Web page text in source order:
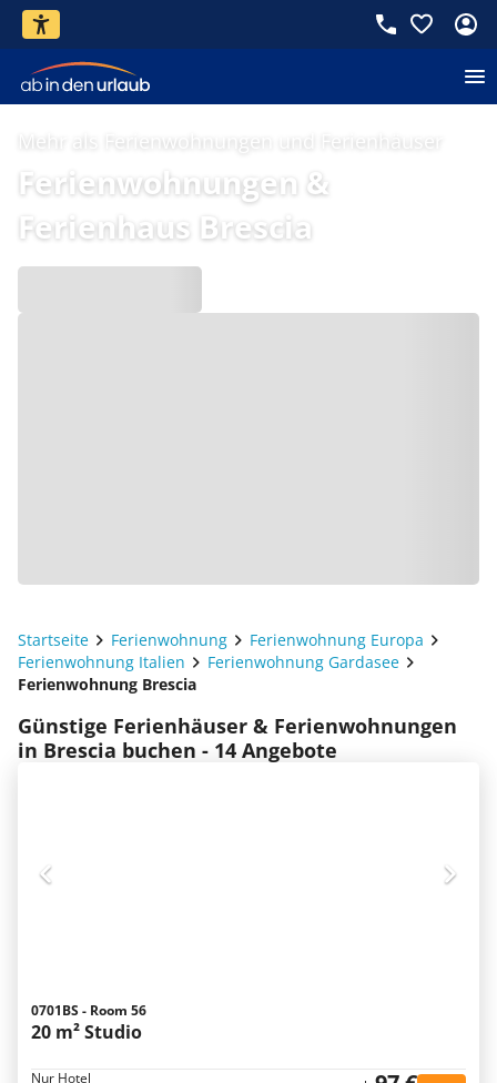
Mehr als Ferienwohnungen und Ferienhäuser
Ferienwohnungen &
Ferienhaus Brescia
Startseite Ferienwohnung
Ferienwohnung Europa
Ferienwohnung Italien
Ferienwohnung Gardasee
Ferienwohnung Brescia
Günstige Ferienhäuser & Ferienwohnungen
in Brescia buchen - 14 Angebote
0701BS - Room 56
20 m² Studio
Nur Hotel